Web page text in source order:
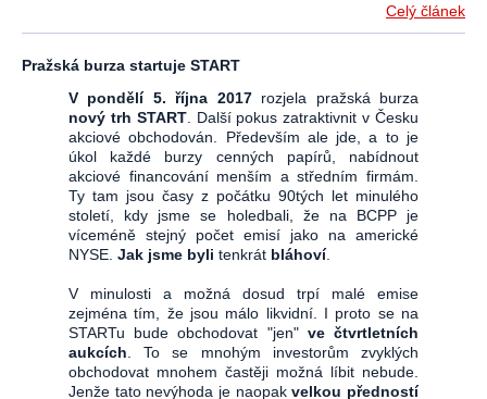
Celý článek
Pražská burza startuje START
V pondělí 5. října 2017rozjela pražská burza
nový trh START. Další pokus zatraktivnit v Česku
akciové obchodován. Především ale jde, a to je
úkol každé burzy cenných papírů, nabídnout
akciové financování menším a středním firmám.
Ty tam jsou časy z počátku 90tých let minulého
století, kdy jsme se holedbali, že na BCPP je
víceméně stejný počet emisí jako na americké
NYSE. Jak jsme byli tenkrát bláhoví.
V minulosti a možná dosud trpí malé emise
zejména tím, že jsou málo likvidní. I proto se na
STARTu bude obchodovat "jen" ve čtvrtletních
aukcích . To se mnohým investorům zvyklých
obchodovat mnohem častěji možná líbit nebude.
Jenže tato nevýhoda je naopakvelkou předností